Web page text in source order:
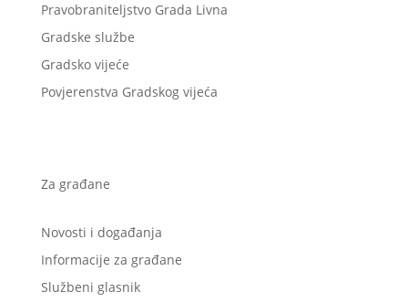
Pravobraniteljstvo Grada Livna
Gradske službe
Gradsko vijeće
Povjerenstva Gradskog vijeća
Za građane
Novosti i događanja
Informacije za građane
Službeni glasnik